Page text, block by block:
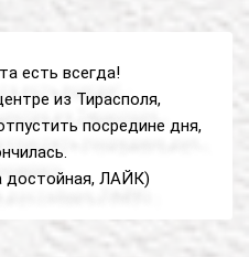
есть всегда!
из Тирасполя,
посредине дня,
достойная, ЛАЙК)